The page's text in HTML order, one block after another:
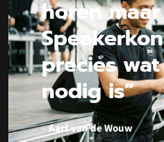
horen
precies
nodig is”
–Aart van de Wouw